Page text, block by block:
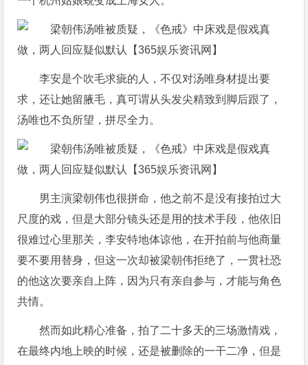
李安是个吹毛求疵的人，不仅对汤唯身材提出要
求，还让她留腋毛，真可谓从头发尖精致到脚后跟了，
汤唯也不负所望，拼尽全力。
男主演梁朝伟也很拼命，他之前不是没有接拍过大
尺度的戏，但是大部分镜头还是用的技术手段，他依旧
很难过心里那关，李安特地体谅他，在开拍前与他商量
要不要用替身，但这一次却被梁朝伟拒绝了，一贯社恐
的他这次要亲自上阵，因为只有亲自参与，才能与角色
共情。
然而如此精心准备，拍了二十多天的三场激情戏，
在最终内地上映的时候，还是被删除的一干二净，但是